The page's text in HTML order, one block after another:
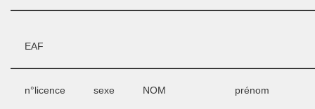
EAF
n°licence sexe NOM prénom